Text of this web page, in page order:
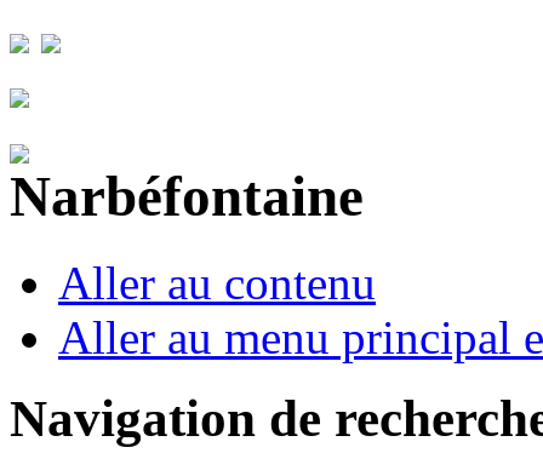
Aller au contenu
Aller au menu principal
Navigation de